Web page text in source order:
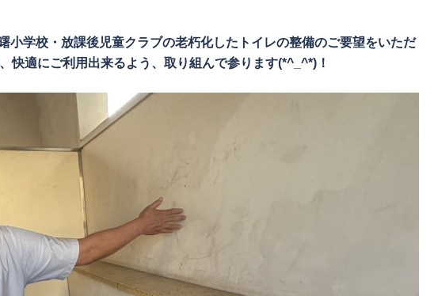
小学校・放課後児童クラブの老朽化したトイレの整備のご要望をいただ
快適にご利用出来るよう、取り組んで参ります(*^_^*)！